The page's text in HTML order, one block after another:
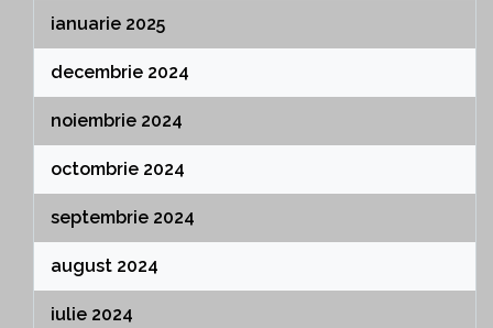
ianuarie 2025
decembrie 2024
noiembrie 2024
octombrie 2024
septembrie 2024
august 2024
iulie 2024